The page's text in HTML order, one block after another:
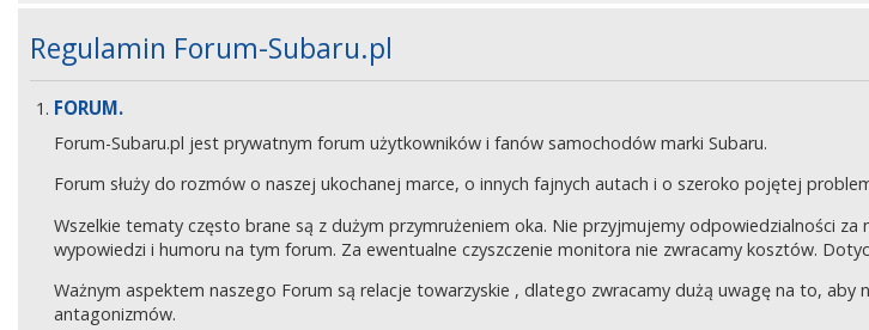
Regulamin Forum-Subaru.pl
FORUM.
Forum-Subaru.pl jest prywatnym forum użytkowników i fanów samochodów marki Subaru.
Forum służy do rozmów o naszej ukochanej marce, o innych fajnych autach i o szeroko pojętej
Wszelkie tematy często brane są z dużym przymrużeniem oka. Nie przyjmujemy odpowiedzialności
wypowiedzi i humoru na tym forum. Za ewentualne czyszczenie monitora nie zwracamy kosztów.
Ważnym aspektem naszego Forum są relacje towarzyskie , dlatego zwracamy dużą uwagę na to,
antagonizmów.